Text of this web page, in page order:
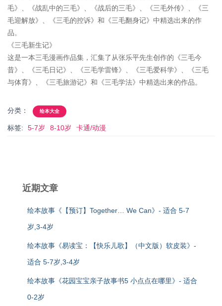
毛》、《战乱中的三毛》、《战后的三毛》、《三毛外传》、《三
毛迎解放》、《三毛的控诉》和《三毛翻身记》中精选出来的作
品。
《三毛新生记》
这是一本三毛漫画作品集，汇集了从张乐平先生创作的《三毛今
昔》、《三毛日记》、《三毛学雷锋》、《三毛爱科学》、《三毛
与体育》、《三毛旅游记》和《三毛学法》中精选出来的作品。
分类： 绘本大全
标签: 5-7岁 8-10岁 卡通/动漫
近期文章
绘本故事《【预订】Together… We Can》- 适合 5-7
岁,3-4岁
绘本故事《易读宝：【快乐儿歌】（中文版）软皮装》-
适合 5-7岁,3-4岁
绘本故事《花园宝宝亲子故事书5 小点点在哪里》- 适合
0-2岁